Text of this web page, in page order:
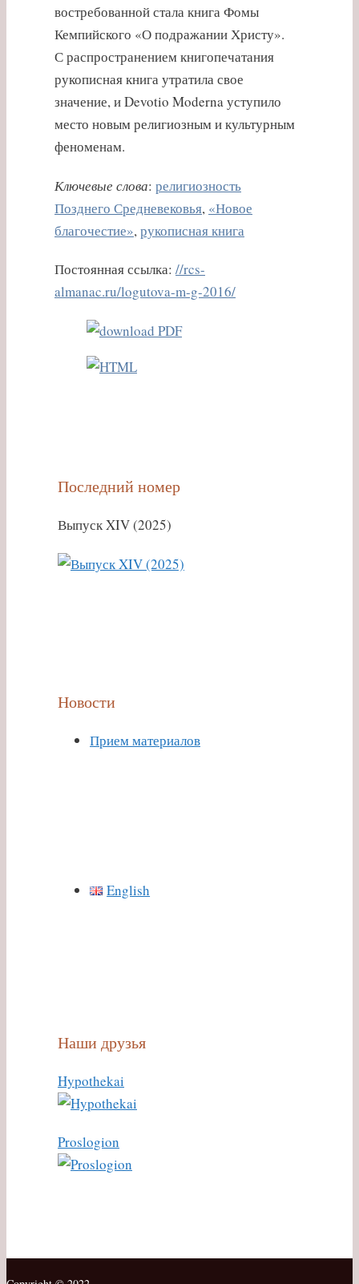
востребованной стала книга Фомы
Кемпийского «О подражании Христу».
С распространением книгопечатания
рукописная книга утратила свое
значение, и Devotio Moderna уступило
место новым религиозным и культурным
феноменам.
Ключевые слова: религиозность
Позднего Средневековья, «Новое
благочестие»,рукописная книга
Постоянная ссылка: //rcs-
almanac.ru/logutova-m-g-2016/
Последний номер
Выпуск XIV (2025)
Новости
Прием материалов
English
Наши друзья
Hypothekai
Proslogion